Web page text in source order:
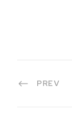
PREV